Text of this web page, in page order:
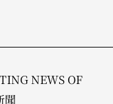
NEWS OF
聞